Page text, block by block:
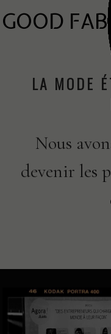
GOOD
LA MODE
Nous
devenir les